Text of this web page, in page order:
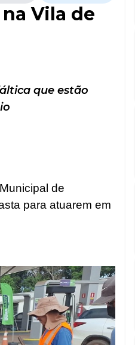
Vila de
que estão
de
para atuarem em